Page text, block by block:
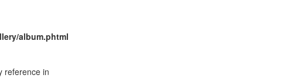
album.phtml
reference in